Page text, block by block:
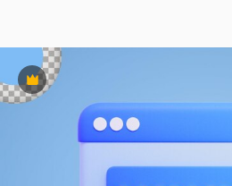
Premium